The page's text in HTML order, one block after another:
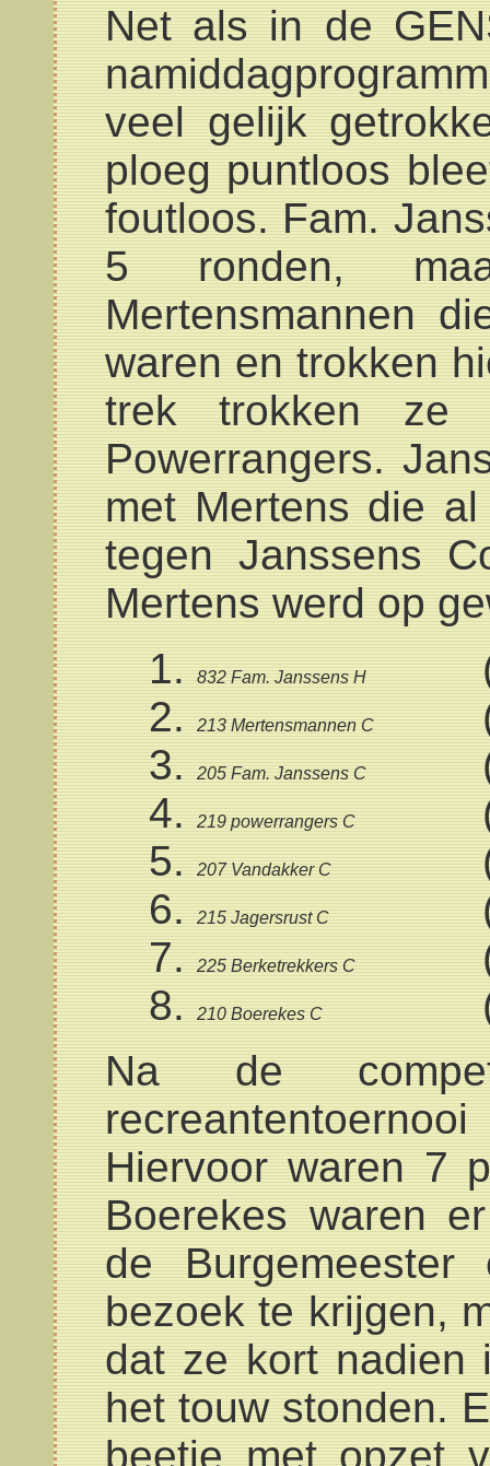
Net als in de
veel gelijk
ploeg puntloos
foutloos. Fam.
5 ronden,
Mertensmannen
waren en trokken
trek trokken ze
Powerrangers.
met Mertens die
tegen Janssens
Mertens werd op
832 Fam. Janssens H
213 Mertensmannen C
205 Fam. Janssens C
219 powerrangers C
207 Vandakker C
215 Jagersrust C
225 Berketrekkers C
210 Boerekes C
Na de
Hiervoor waren 7
Boerekes waren
de
bezoek te krijgen,
dat ze kort nadien
het touw stonden.
beetje met opzet